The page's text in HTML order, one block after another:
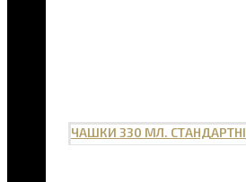
ЧАШКИ 330 МЛ. СТАНДАРТНІ